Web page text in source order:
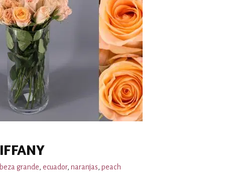
grande, ecuador, naranjas, peach